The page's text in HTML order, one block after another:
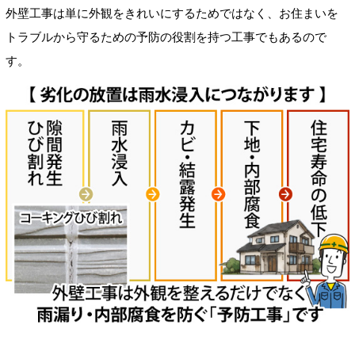
外壁工事は単に外観をきれいにするためではなく、お住まいを
トラブルから守るための予防の役割を持つ工事でもあるので
す。